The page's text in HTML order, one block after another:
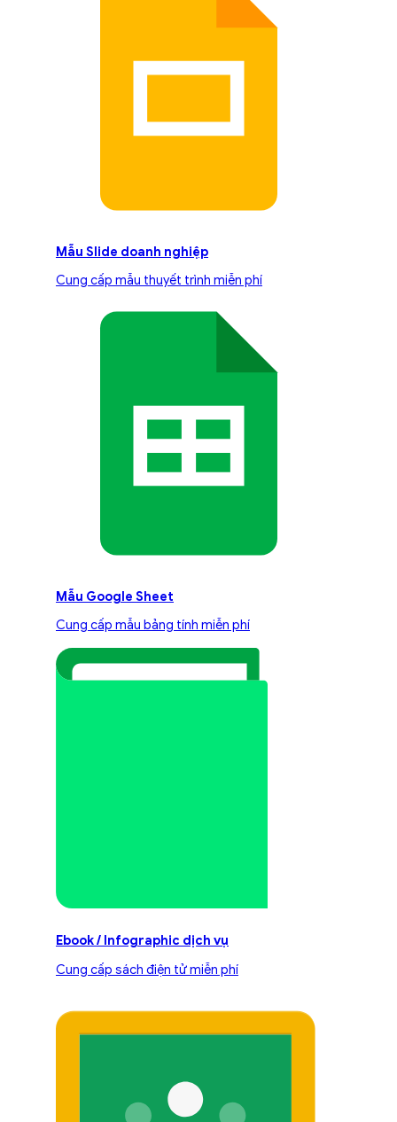
Mẫu Slide doanh nghiệp
Cung cấp mẫu thuyết trình miễn phí
Mẫu Google Sheet
Cung cấp mẫu bảng tính miễn phí
Ebook / Infographic dịch vụ
Cung cấp sách điện tử miễn phí